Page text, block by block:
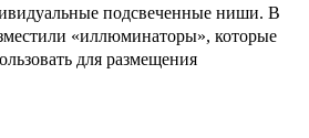
подсвеченные ниши. В
«иллюминаторы», которые
для размещения